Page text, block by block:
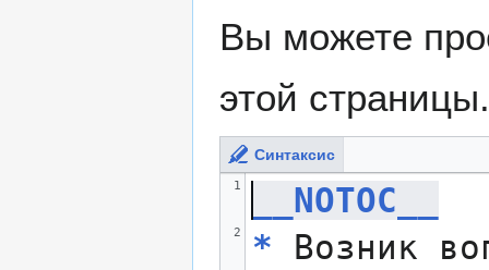
Вы можете
этой страницы.
Синтаксис
1
2
__NOTOC__
* Возник